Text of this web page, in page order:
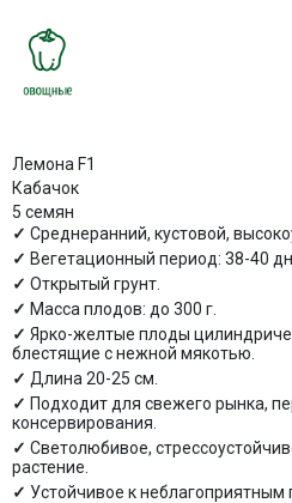
Лемона F1
Кабачок
5 семян
Среднеранний, кустовой,
Вегетационный период: 38-40
Открытый грунт.
Масса плодов: до 300 г.
Ярко-желтые плоды
блестящие с нежной мякотью.
Длина 20-25 см.
Подходит для свежего рынка,
консервирования.
Светолюбивое,
растение.
Устойчивое к неблагоприятным